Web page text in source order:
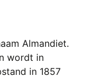
Almandiet.
wordt in
in 1857